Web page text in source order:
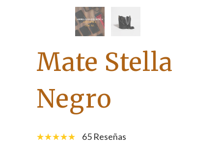
Mate Stella
Negro
65 Reseñas